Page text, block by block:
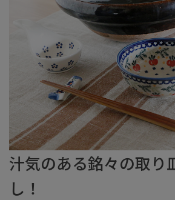
汁気のある銘々の取り
し！